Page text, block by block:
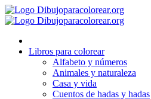
Ir
al
Libros para colorear
Alfabeto y números
Animales y naturaleza
Casa y vida
Cuentos de hadas y hadas